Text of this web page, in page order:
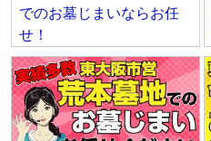
でのお墓じまいならお任
せ！